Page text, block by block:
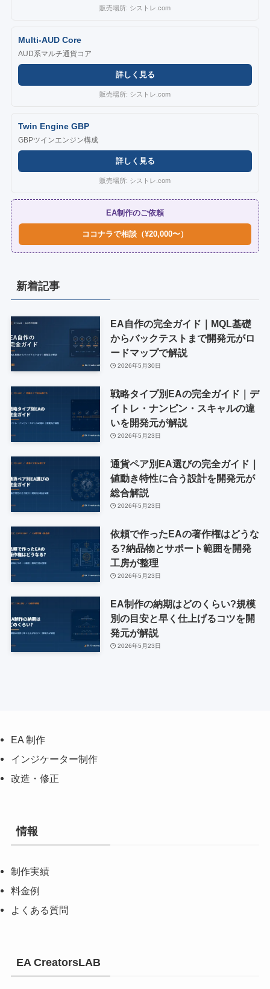
販売場所: シストレ.com
Multi-AUD Core
AUD系マルチ通貨コア
詳しく見る
販売場所: シストレ.com
Twin Engine GBP
GBPツインエンジン構成
詳しく見る
販売場所: シストレ.com
EA制作のご依頼
ココナラで相談（¥20,000〜）
新着記事
EA自作の完全ガイド｜MQL基礎
からバックテストまで開発元がロ
ードマップで解説
2026年5月30日
戦略タイプ別EAの完全ガイド｜デ
イトレ・ナンピン・スキャルの違
いを開発元が解説
2026年5月23日
通貨ペア別EA選びの完全ガイド｜
値動き特性に合う設計を開発元が
総合解説
2026年5月23日
依頼で作ったEAの著作権はどうな
る?納品物とサポート範囲を開発
工房が整理
2026年5月23日
EA制作の納期はどのくらい?規模
別の目安と早く仕上げるコツを開
発元が解説
2026年5月23日
EA 制作
インジケーター制作
改造・修正
情報
制作実績
料金例
よくある質問
EA CreatorsLAB